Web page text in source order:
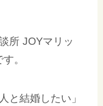
所 JOYマリッ
。
と結婚したい」